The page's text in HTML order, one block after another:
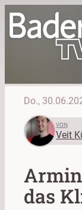
Do.,
VON
Veit
das